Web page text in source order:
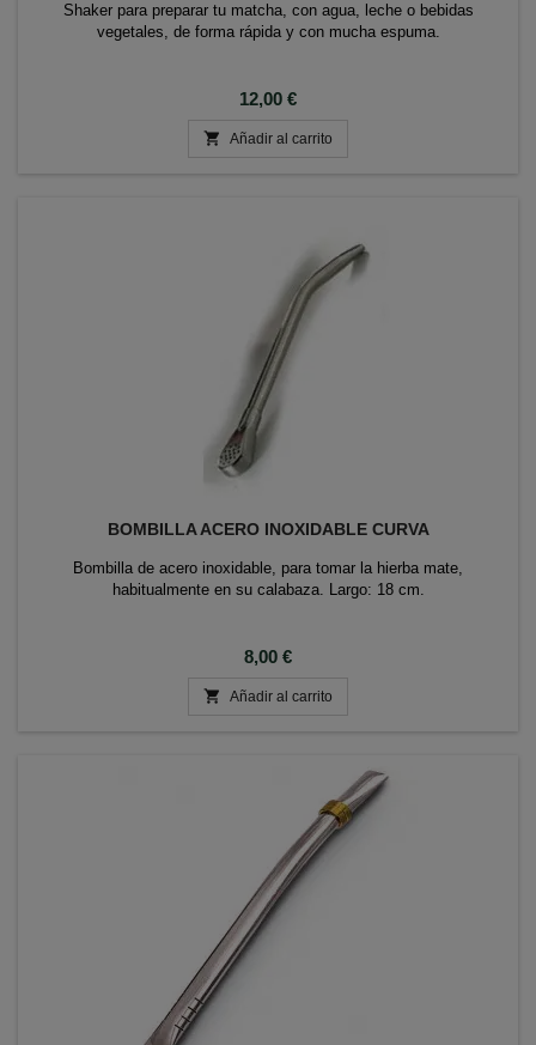
Shaker para preparar tu matcha, con agua, leche o bebidas
vegetales, de forma rápida y con mucha espuma.
Precio
12,00 €
 Añadir al carrito
BOMBILLA ACERO INOXIDABLE CURVA
Bombilla de acero inoxidable, para tomar la hierba mate,
habitualmente en su calabaza. Largo: 18 cm.
Precio
8,00 €
 Añadir al carrito